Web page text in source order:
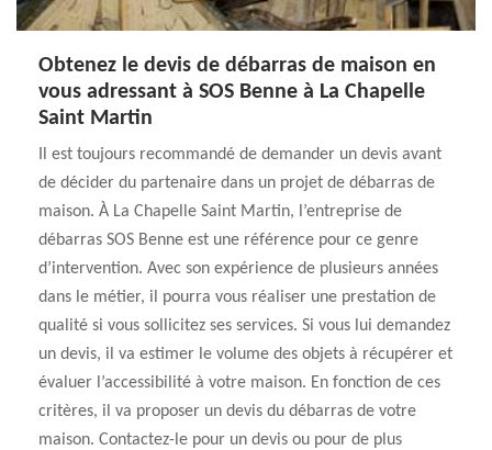
Obtenez le devis de débarras de maison en
vous adressant à SOS Benne à La Chapelle
Saint Martin
Il est toujours recommandé de demander un devis avant
de décider du partenaire dans un projet de débarras de
maison. À La Chapelle Saint Martin, l’entreprise de
débarras SOS Benne est une référence pour ce genre
d’intervention. Avec son expérience de plusieurs années
dans le métier, il pourra vous réaliser une prestation de
qualité si vous sollicitez ses services. Si vous lui demandez
un devis, il va estimer le volume des objets à récupérer et
évaluer l’accessibilité à votre maison. En fonction de ces
critères, il va proposer un devis du débarras de votre
maison. Contactez-le pour un devis ou pour de plus